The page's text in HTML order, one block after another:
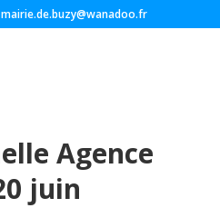
mairie.de.buzy@wanadoo.fr
Agence
juin